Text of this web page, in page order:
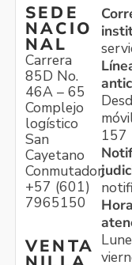
SEDE
NACIO
NAL
Carrera
85D No.
46A – 65
Complejo
logístico
San
Cayetano
Conmutador:
+57 (601)
7965150
VENTA
157